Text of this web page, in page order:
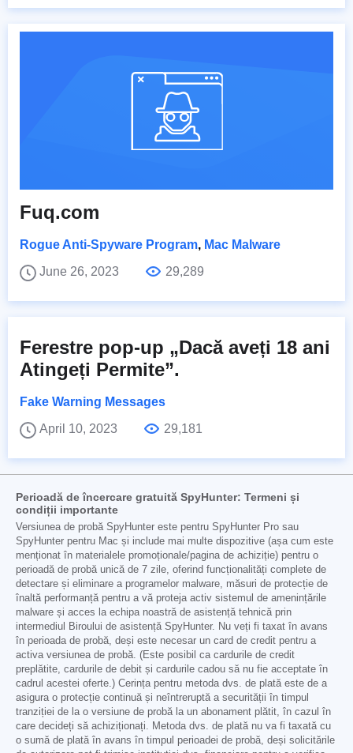
Fuq.com
Rogue Anti-Spyware Program, Mac Malware
June 26, 2023
29,289
Ferestre pop-up „Dacă aveți 18 ani
Atingeți Permite”.
Fake Warning Messages
April 10, 2023
29,181
Perioadă de încercare gratuită SpyHunter: Termeni și
condiții importante
Versiunea de probă SpyHunter este pentru SpyHunter Pro sau
SpyHunter pentru Mac și include mai multe dispozitive (așa cum este
menționat în materialele promoționale/pagina de achiziție) pentru o
perioadă de probă unică de 7 zile, oferind funcționalități complete de
detectare și eliminare a programelor malware, măsuri de protecție de
înaltă performanță pentru a vă proteja activ sistemul de amenințările
malware și acces la echipa noastră de asistență tehnică prin
intermediul Biroului de asistență SpyHunter. Nu veți fi taxat în avans
în perioada de probă, deși este necesar un card de credit pentru a
activa versiunea de probă. (Este posibil ca cardurile de credit
preplătite, cardurile de debit și cardurile cadou să nu fie acceptate în
cadrul acestei oferte.) Cerința pentru metoda dvs. de plată este de a
asigura o protecție continuă și neîntreruptă a securității în timpul
tranziției de la o versiune de probă la un abonament plătit, în cazul în
care decideți să achiziționați. Metoda dvs. de plată nu va fi taxată cu
o sumă de plată în avans în timpul perioadei de probă, deși solicitările